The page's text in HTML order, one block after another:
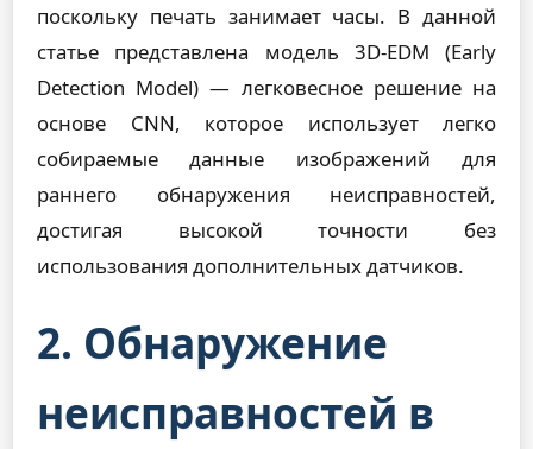
поскольку печать занимает часы. В данной
статье представлена ​​модель 3D-EDM (Early
Detection Model) — легковесное решение на
основе CNN, которое использует легко
собираемые данные изображений для
раннего обнаружения неисправностей,
достигая высокой точности без
использования дополнительных датчиков.
2. Обнаружение
неисправностей в